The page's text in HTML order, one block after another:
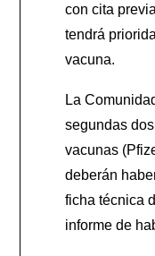
con cita
tendrá
vacuna.
La
segundas
vacunas
deberán
ficha técnica
informe de